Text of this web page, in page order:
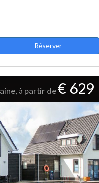
Réserver
à partir de€ 629